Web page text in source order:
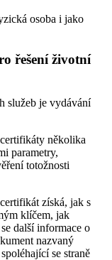
osoba i jako
řešení životní
služeb je vydávání
několika
parametry,
totožnosti
získá, jak s
klíčem, jak
další informace o
nazvaný
se straně